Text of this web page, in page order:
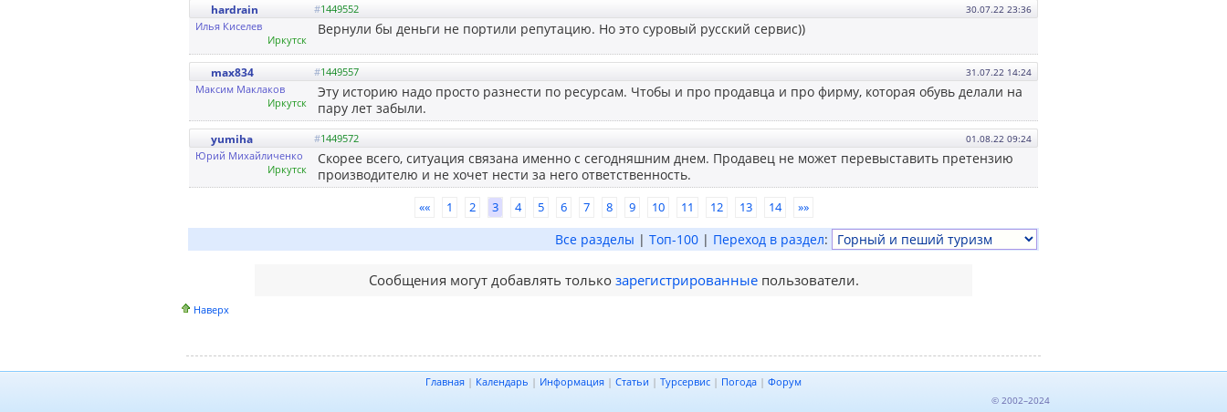
30.07.22 23:36
hardrain #1449552
Илья Киселев
Иркутск
Вернули бы деньги не портили репутацию. Но это суровый русский сервис))
31.07.22 14:24
max834 #1449557
Максим Маклаков
Иркутск
Эту историю надо просто разнести по ресурсам. Чтобы и про продавца и про фирму, которая обувь делали на
пару лет забыли.
01.08.22 09:24
yumiha #1449572
Юрий Михайличенко
Иркутск
Скорее всего, ситуация связана именно с сегодняшним днем. Продавец не может перевыставить претензию
производителю и не хочет нести за него ответственность.
«« 1 2 3 4 5 6 7 8 9 10 11 12 13 14 »»
Все разделы | Топ-100 | Переход в раздел:
Сообщения могут добавлять только зарегистрированныепользователи.
Наверх
Главная | Календарь | Информация | Статьи | Турсервис | Погода | Форум
© 2002–2024